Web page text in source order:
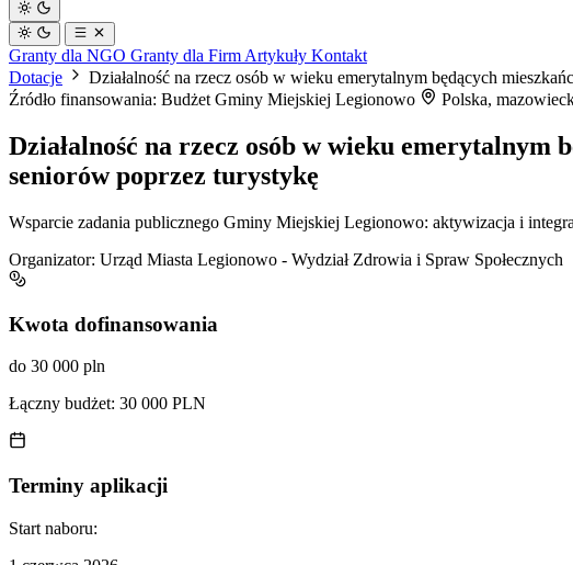
Granty dla NGO Granty dla Firm Artykuły Kontakt
Dotacje
Działalność na rzecz osób w wieku emerytalnym będących
Źródło finansowania: Budżet Gminy Miejskiej Legionowo
Polska,
Działalność na rzecz osób w wieku
seniorów poprzez turystykę
Wsparcie zadania publicznego Gminy Miejskiej Legionowo: aktywizacja i
Organizator: Urząd Miasta Legionowo - Wydział Zdrowia i Spraw Społecznych
Kwota dofinansowania
do 30 000 pln
Łączny budżet: 30 000 PLN
Terminy aplikacji
Start naboru: